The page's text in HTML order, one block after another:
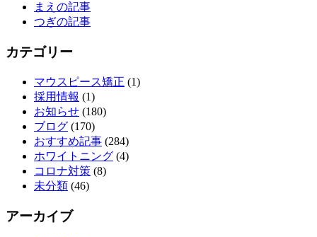
まえの記事
つぎの記事
カテゴリー
マウスピース矯正 (1)
採用情報 (1)
お知らせ (180)
ブログ (170)
おすすめ記事 (284)
ホワイトニング (4)
コロナ対策 (8)
未分類 (46)
アーカイブ